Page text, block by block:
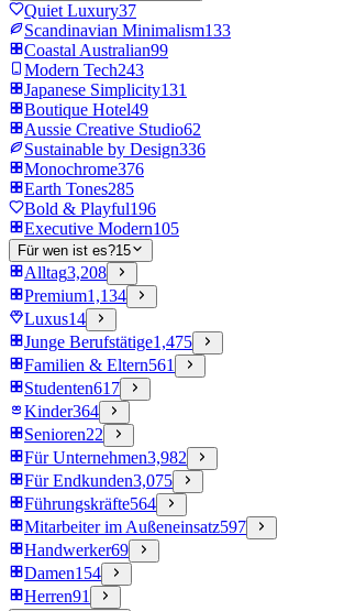
Quiet Luxury37
Scandinavian Minimalism133
Coastal Australian99
Modern Tech243
Japanese Simplicity131
Boutique Hotel49
Aussie Creative Studio62
Sustainable by Design336
Monochrome376
Earth Tones285
Bold & Playful196
Executive Modern105
Für wen ist es?15
Alltag3,208
Premium1,134
Luxus14
Junge Berufstätige1,475
Familien & Eltern561
Studenten617
Kinder364
Senioren22
Für Unternehmen3,982
Für Endkunden3,075
Führungskräfte564
Mitarbeiter im Außeneinsatz597
Handwerker69
Damen154
Herren91